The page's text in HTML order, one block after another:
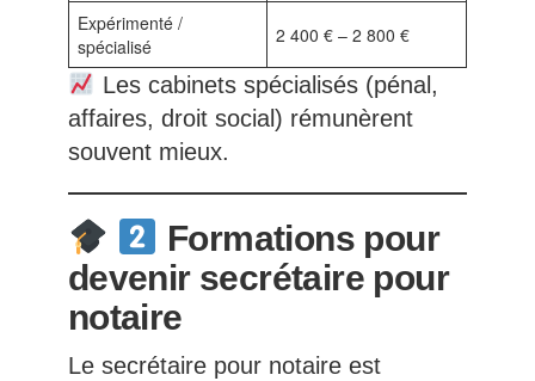
Expérimenté /
spécialisé
2 400 € – 2 800 €
Les cabinets spécialisés (pénal,
affaires, droit social) rémunèrent
souvent mieux.
Formations pour
devenir secrétaire pour
notaire
Le secrétaire pour notaire est